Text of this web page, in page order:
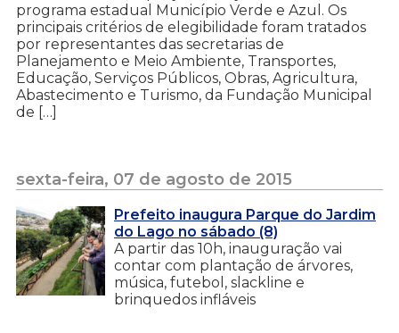
programa estadual Município Verde e Azul. Os
principais critérios de elegibilidade foram tratados
por representantes das secretarias de
Planejamento e Meio Ambiente, Transportes,
Educação, Serviços Públicos, Obras, Agricultura,
Abastecimento e Turismo, da Fundação Municipal
de […]
sexta-feira, 07 de agosto de 2015
Prefeito inaugura Parque do Jardim
do Lago no sábado (8)
A partir das 10h, inauguração vai
contar com plantação de árvores,
música, futebol, slackline e
brinquedos infláveis